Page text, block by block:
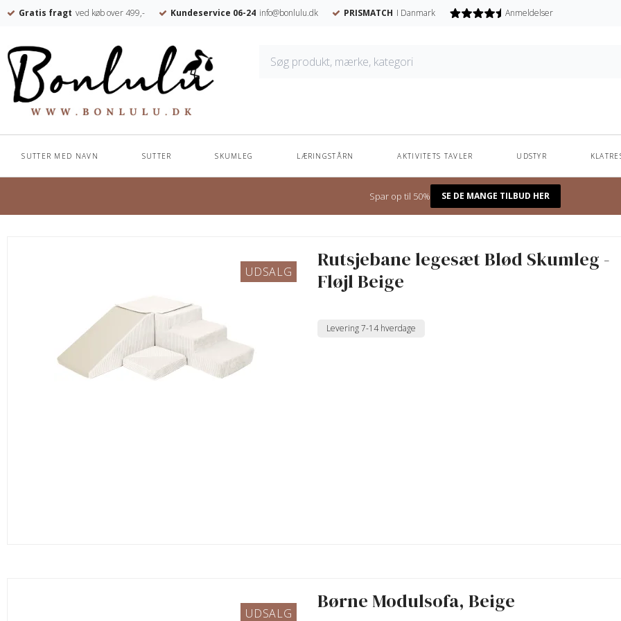
Gratis fragt ved køb over 499,- Kundeservice 06-24 info@bonlulu.dk PRISMATCH I Danmark Anmeldelser
SUTTER MED NAVN SUTTER SKUMLEG LÆRINGSTÅRN AKTIVITETS TAVLER UDSTYR
Spar op til 50% SE DE MANGE TILBUD HER
UDSALG
Rutsjebane legesæt Blød Skumleg -
Fløjl Beige
Levering 7-14 hverdage
UDSALG Børne Modulsofa, Beige